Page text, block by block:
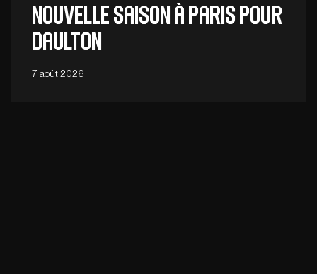
Nouvelle saison à Paris pour
Daulton
7 août 2026